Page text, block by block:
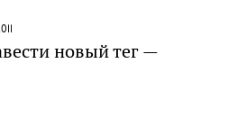
новый тег —